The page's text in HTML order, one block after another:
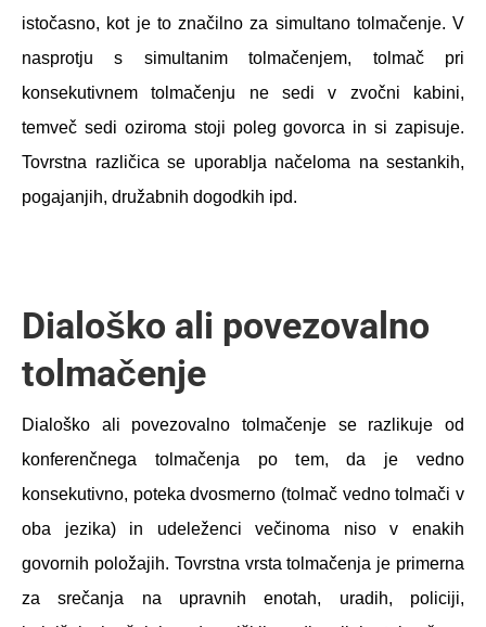
istočasno, kot je to značilno za simultano tolmačenje. V
nasprotju s simultanim tolmačenjem, tolmač pri
konsekutivnem tolmačenju ne sedi v zvočni kabini,
temveč sedi oziroma stoji poleg govorca in si zapisuje.
Tovrstna različica se uporablja načeloma na sestankih,
pogajanjih, družabnih dogodkih ipd.
Dialoško ali povezovalno
tolmačenje
Dialoško ali povezovalno tolmačenje se razlikuje od
konferenčnega tolmačenja po tem, da je vedno
konsekutivno, poteka dvosmerno (tolmač vedno tolmači v
oba jezika) in udeleženci večinoma niso v enakih
govornih položajih. Tovrstna vrsta tolmačenja je primerna
za srečanja na upravnih enotah, uradih, policiji,